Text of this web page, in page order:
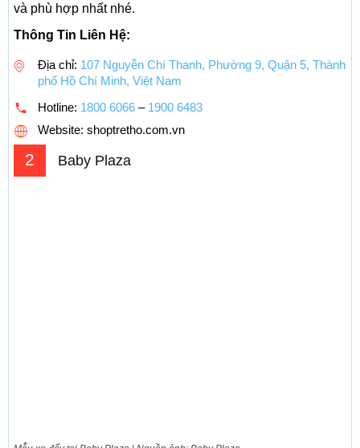
và phù hợp nhất nhé.
Thông Tin Liên Hệ:
Địa chỉ: 107 Nguyễn Chí Thanh, Phường 9, Quận 5, Thành
phố Hồ Chí Minh, Việt Nam
Hotline: 1800 6066 – 1900 6483
Website: shoptretho.com.vn
2 Baby Plaza